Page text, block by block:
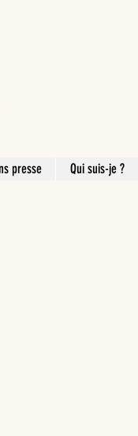
presse Qui suis-je ?